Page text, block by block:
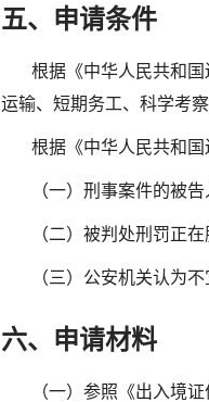
五、申请条件
根据《中华人民共和
运输、短期务工、科学考
根据《中华人民共和
（一）刑事案件的被
（二）被判处刑罚正在
（三）公安机关认为
六、申请材料
（一）参照《出入境